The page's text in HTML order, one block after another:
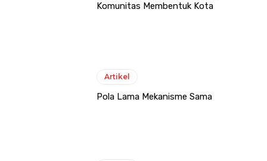
Komunitas Membentuk Kota
Artikel
Pola Lama Mekanisme Sama